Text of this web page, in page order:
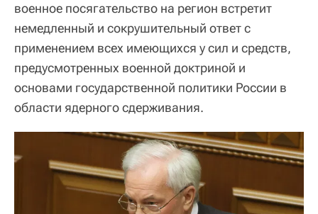
военное посягательство на регион встретит
немедленный и сокрушительный ответ с
применением всех имеющихся у сил и средств,
предусмотренных военной доктриной и
основами государственной политики России в
области ядерного сдерживания.